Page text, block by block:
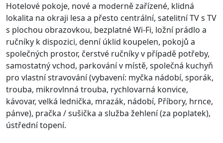
Hotelové pokoje, nové a moderně zařízené, klidná
lokalita na okraji lesa a přesto centrální, satelitní TV s TV
s plochou obrazovkou, bezplatné Wi-Fi, ložní prádlo a
ručníky k dispozici, denní úklid koupelen, pokojů a
společných prostor, čerstvé ručníky v případě potřeby,
samostatný vchod, parkování v místě, společná kuchyň
pro vlastní stravování (vybavení: myčka nádobí, sporák,
trouba, mikrovlnná trouba, rychlovarná konvice,
kávovar, velká lednička, mrazák, nádobí, Příbory, hrnce,
pánve), pračka / sušička a služba žehlení (za poplatek),
ústřední topení.